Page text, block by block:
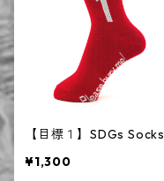
【目標１】SDGs Socks
¥1,300